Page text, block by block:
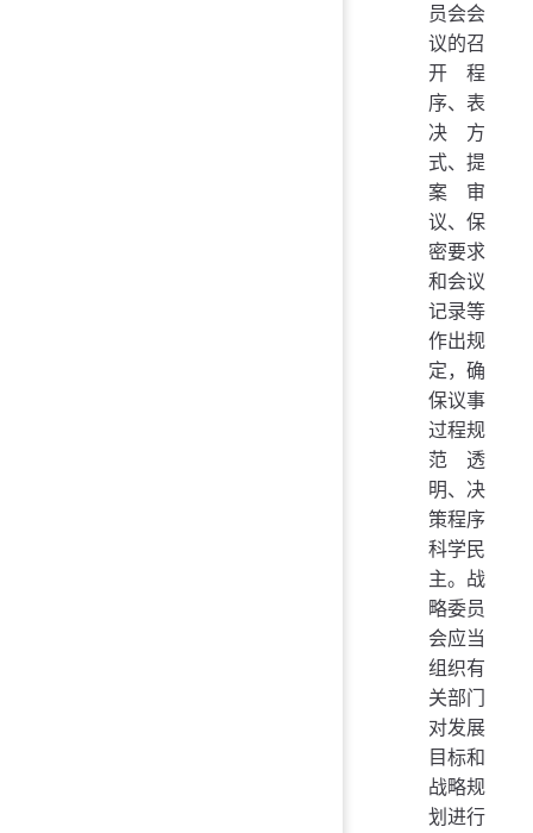
员会会
议的召
开程
序、表
决方
式、提
案审
议、保
密要求
和会议
记录等
作出规
定，确
保议事
过程规
范透
明、决
策程序
科学民
主。战
略委员
会应当
组织有
关部门
对发展
目标和
战略规
划进行